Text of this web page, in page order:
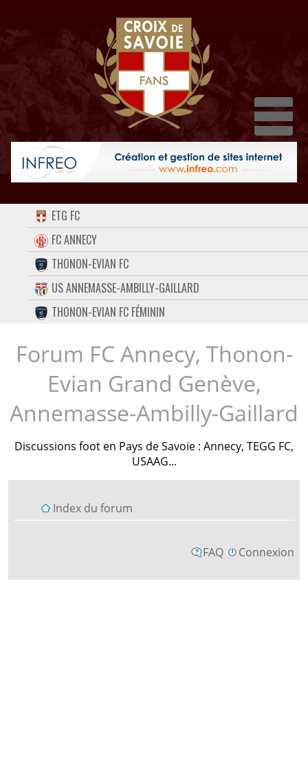
ACCUEIL
FORUM
CONTACT
FACEBOOK
TWITTER
INSTAGRAM
ETG FC
FC ANNECY
THONON-EVIAN FC
US ANNEMASSE-AMBILLY-GAILLARD
THONON-EVIAN FC FÉMININ
Forum FC Annecy, Thonon-
Evian Grand Genève,
Annemasse-Ambilly-Gaillard
Discussions foot en Pays de Savoie : Annecy, TEGG FC,
USAAG...
Index du forum
FAQ Connexion